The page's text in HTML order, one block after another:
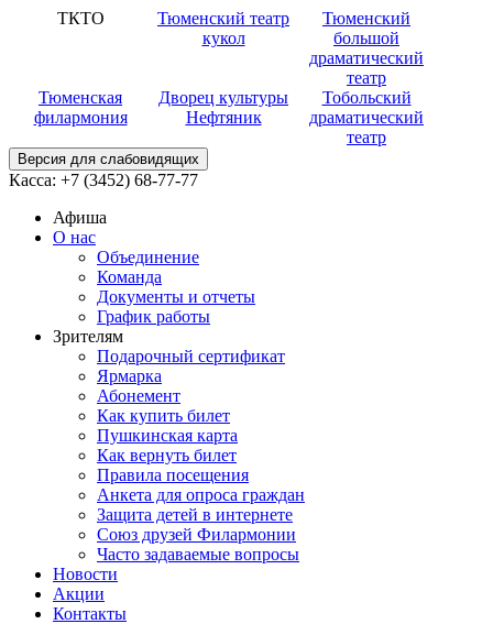
ТКТО
Тюменский театр
кукол
Тюменский
большой
драматический
театр
Тюменская
филармония
Дворец культуры
Нефтяник
Тобольский
драматический
театр
Версия для слабовидящих
Касса: +7 (3452) 68-77-77
Афиша
О нас
Объединение
Команда
Документы и отчеты
График работы
Зрителям
Подарочный сертификат
Ярмарка
Абонемент
Как купить билет
Пушкинская карта
Как вернуть билет
Правила посещения
Анкета для опроса граждан
Защита детей в интернете
Союз друзей Филармонии
Часто задаваемые вопросы
Новости
Акции
Контакты